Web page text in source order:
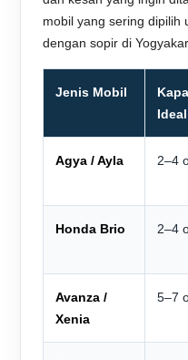
mobil yang sering dipilih
dengan sopir di
Jenis Mobil
Ideal
Agya / Ayla 2–4
Honda Brio 2–4
Avanza /
Xenia
5–7